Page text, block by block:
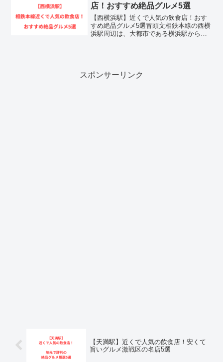
店！おすすめ絶品グルメ5選
【西横浜駅】近くで人気の飲食店！おす
すめ絶品グルメ5選冒頭文相鉄本線の西横
浜駅周辺は、大都市である横浜駅からわ
スポンサーリンク
【天満駅】近くで人気の飲食店！安くて
旨いグルメ激戦区の名店5選